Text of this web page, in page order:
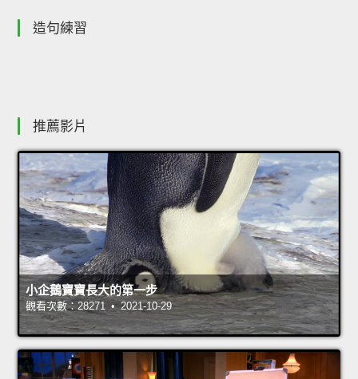
造句練習
推薦影片
小企鵝寶寶長大的第一步
觀看次數：28271 • 2021-10-29